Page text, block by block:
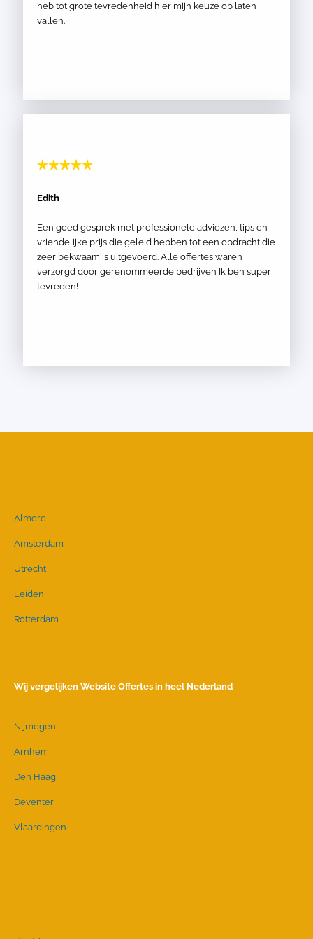
heb tot grote tevredenheid hier mijn keuze op laten
vallen.
Edith
Een goed gesprek met professionele adviezen, tips en
vriendelijke prijs die geleid hebben tot een opdracht die
zeer bekwaam is uitgevoerd. Alle offertes waren
verzorgd door gerenommeerde bedrijven Ik ben super
tevreden!
Almere
Amsterdam
Utrecht
Leiden
Rotterdam
Wij vergelijken Website Offertes in heel Nederland
Nijmegen
Arnhem
Den Haag
Deventer
Vlaardingen